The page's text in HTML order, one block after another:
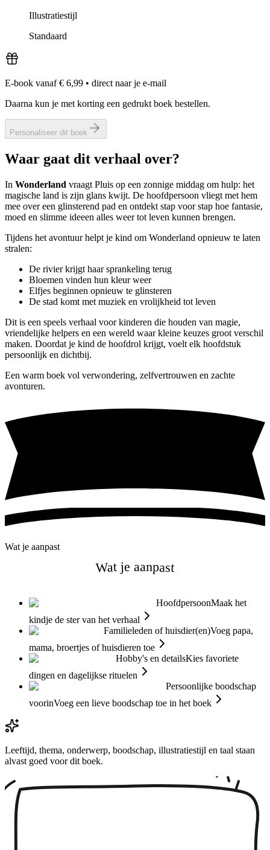
Illustratiestijl
Standaard
E-book vanaf € 6,99 • direct naar je e-mail
Daarna kun je met korting een gedrukt boek bestellen.
Personaliseer dit boek
Waar gaat dit verhaal over?
In Wonderland vraagt Pluis op een zonnige middag om hulp: het
magische land is zijn glans kwijt. De hoofdpersoon vliegt met hem
mee over een glinsterend pad en ontdekt stap voor stap hoe fantasie,
moed en slimme ideeen alles weer tot leven kunnen brengen.
Tijdens het avontuur helpt je kind om Wonderland opnieuw te laten
stralen:
De rivier krijgt haar sprankeling terug
Bloemen vinden hun kleur weer
Elfjes beginnen opnieuw te glinsteren
De stad komt met muziek en vrolijkheid tot leven
Dit is een speels verhaal voor kinderen die houden van magie,
vriendelijke helpers en een wereld waar kleine keuzes groot verschil
maken. Doordat je kind de hoofdrol krijgt, voelt elk hoofdstuk
persoonlijk en dichtbij.
Een warm boek vol verwondering, zelfvertrouwen en zachte
avonturen.
Wat je aanpast
Wat je aanpast
HoofdpersoonMaak het
kindje de ster van het verhaal
Familieleden of huisdier(en)Voeg papa,
mama, broertjes of huisdieren toe
Hobby's en detailsKies favoriete
dingen en dagelijkse rituelen
Persoonlijke boodschap
voorinVoeg een lieve boodschap toe in het boek
Leeftijd, thema, onderwerp, boodschap, illustratiestijl en taal staan
alvast goed voor dit boek.